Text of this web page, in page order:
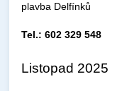
plavba Delfínků
Tel.: 602 329 548
Listopad 2025